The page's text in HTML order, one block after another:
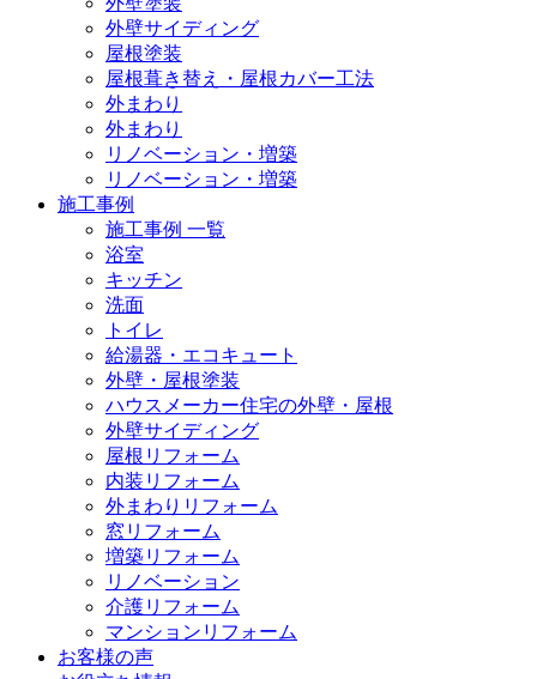
外壁サイディング
屋根塗装
屋根葺き替え・屋根カバー工法
外まわり
外まわり
リノベーション・増築
リノベーション・増築
施工事例
施工事例 一覧
浴室
キッチン
洗面
トイレ
給湯器・エコキュート
外壁・屋根塗装
ハウスメーカー住宅の外壁・屋根
外壁サイディング
屋根リフォーム
内装リフォーム
外まわりリフォーム
窓リフォーム
増築リフォーム
リノベーション
介護リフォーム
マンションリフォーム
お客様の声